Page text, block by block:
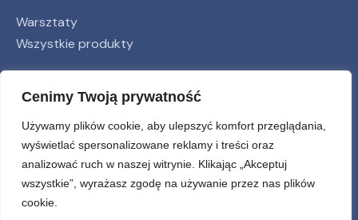
Cenimy Twoją prywatność
Używamy plików cookie, aby ulepszyć komfort przeglądania,
wyświetlać spersonalizowane reklamy i treści oraz
analizować ruch w naszej witrynie. Klikając „Akceptuj
wszystkie”, wyrażasz zgodę na używanie przez nas plików
cookie.
Warsztaty
Wszystkie produkty